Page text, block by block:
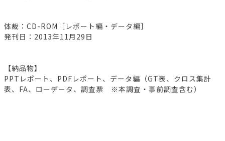
体裁：CD-ROM［レポート編・データ編］
発刊日：2013年11月29日
【納品物】
PPTレポート、PDFレポート、データ編（GT表、クロス集計
表、FA、ローデータ、調査票 ※本調査・事前調査含む）